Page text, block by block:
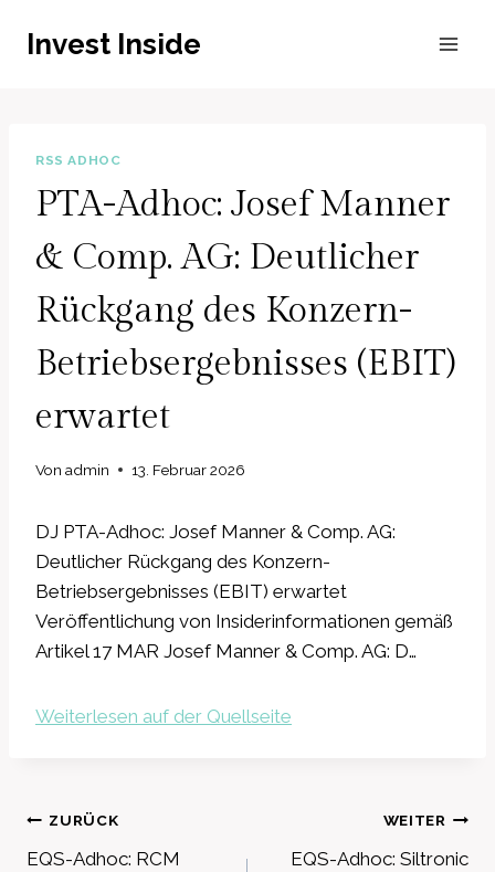
InhaltInvest Inside
RSS ADHOC
PTA-Adhoc: Josef Manner
& Comp. AG: Deutlicher
Rückgang des Konzern-
Betriebsergebnisses (EBIT)
erwartet
Von admin 13. Februar 2026
DJ PTA-Adhoc: Josef Manner & Comp. AG:
Deutlicher Rückgang des Konzern-
Betriebsergebnisses (EBIT) erwartet
Veröffentlichung von Insiderinformationen gemäß
Artikel 17 MAR Josef Manner & Comp. AG: D…
Weiterlesen auf der Quellseite
Beitragsnavigation
ZURÜCK
EQS-Adhoc: RCM
WEITER
EQS-Adhoc: Siltronic